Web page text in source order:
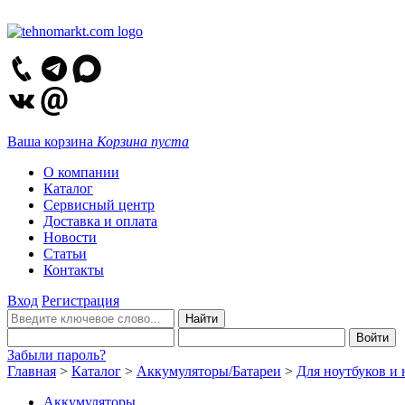
Ваша корзина Корзина пуста
О компании
Каталог
Сервисный центр
Доставка и оплата
Новости
Статьи
Контакты
Вход Регистрация
Забыли пароль?
Главная > Каталог > Аккумуляторы/Батареи > Для ноутбуков и
Аккумуляторы